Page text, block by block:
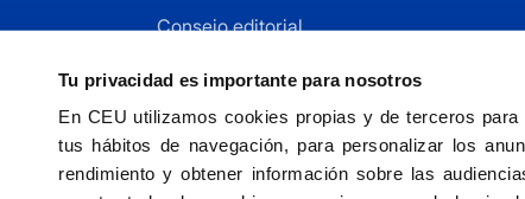
Tu privacidad es importante para nosotros
En CEU utilizamos cookies propias y de terceros
tus hábitos de navegación, para personalizar los
rendimiento y obtener información sobre las
Consejo editorial
Cómo publicar
Distribuidores
Contacto